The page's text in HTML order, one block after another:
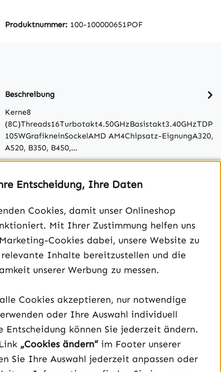
Produktnummer: 100-100000651POF
Beschreibung
Kerne8
(8C)Threads16Turbotakt4.50GHzBasistakt3.40GHzTDP
105WGrafikneinSockelAMD AM4Chipsatz-EignungA320,
A520, B350, B450,…
Unterstützung und Beratung unter:
040 – 182 295 901
Mo-Fr, 08:00 - 16:00 Uhr
Oder über unserKontaktformular
Entscheidung, Ihre Daten
Cookies, damit unser Onlineshop
Mit Ihrer Zustimmung helfen uns
Cookies dabei, unsere Website zu
relevante Inhalte bereitzustellen und die
unserer Werbung zu messen.
Cookies akzeptieren, nur notwendige
oder Ihre Auswahl individuell
Entscheidung können Sie jederzeit ändern.
„Cookies ändern“im Footer unserer
Sie Ihre Auswahl jederzeit anpassen oder